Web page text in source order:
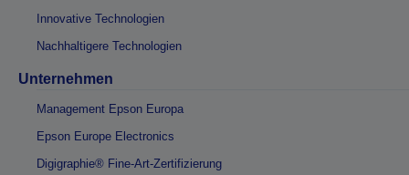
Innovative Technologien
Nachhaltigere Technologien
Unternehmen
Management Epson Europa
Epson Europe Electronics
Digigraphie® Fine-Art-Zertifizierung